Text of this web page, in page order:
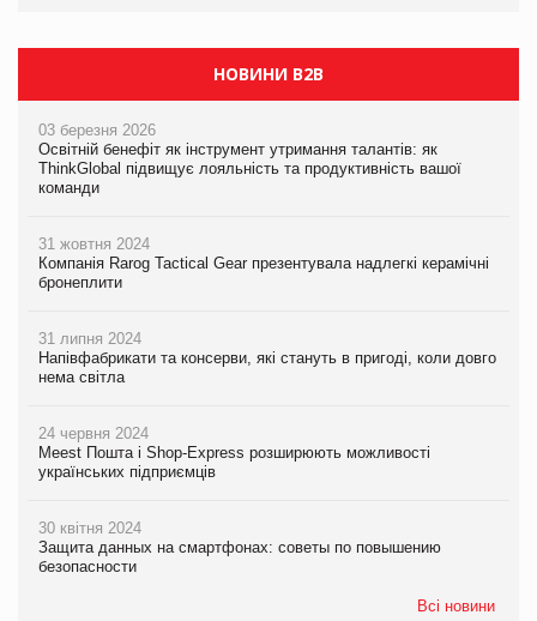
НОВИНИ B2B
03 березня 2026
Освітній бенефіт як інструмент утримання талантів: як
ThinkGlobal підвищує лояльність та продуктивність вашої
команди
31 жовтня 2024
Компанія Rarog Tactical Gear презентувала надлегкі керамічні
бронеплити
31 липня 2024
Напівфабрикати та консерви, які стануть в пригоді, коли довго
нема світла
24 червня 2024
Meest Пошта і Shop-Express розширюють можливості
українських підприємців
30 квітня 2024
Защита данных на смартфонах: советы по повышению
безопасности
Всі новини